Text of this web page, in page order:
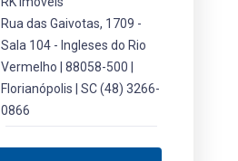
Rua das Gaivotas, 1709 -
Sala 104 - Ingleses do Rio
Vermelho | 88058-500 |
Florianópolis | SC(48) 3266-
0866